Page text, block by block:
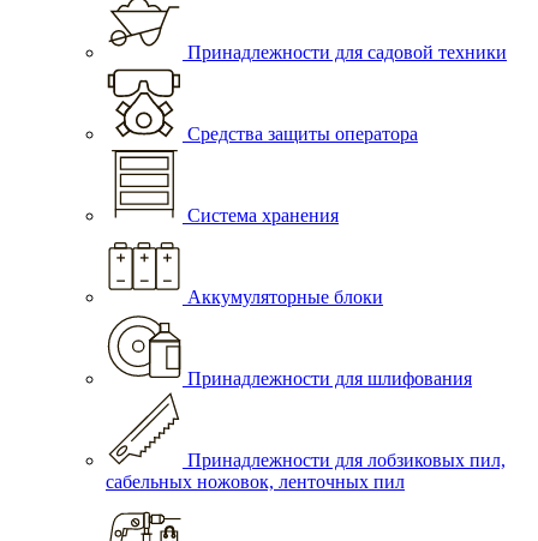
Принадлежности для садовой техники
Средства защиты оператора
Система хранения
Аккумуляторные блоки
Принадлежности для шлифования
Принадлежности для лобзиковых пил,
сабельных ножовок, ленточных пил